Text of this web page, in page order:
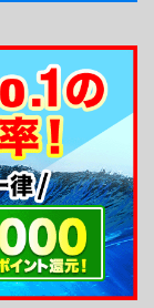
験していた
クルは充分に